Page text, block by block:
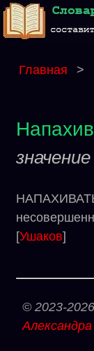
Главная >
[Ушаков]
© 2023-